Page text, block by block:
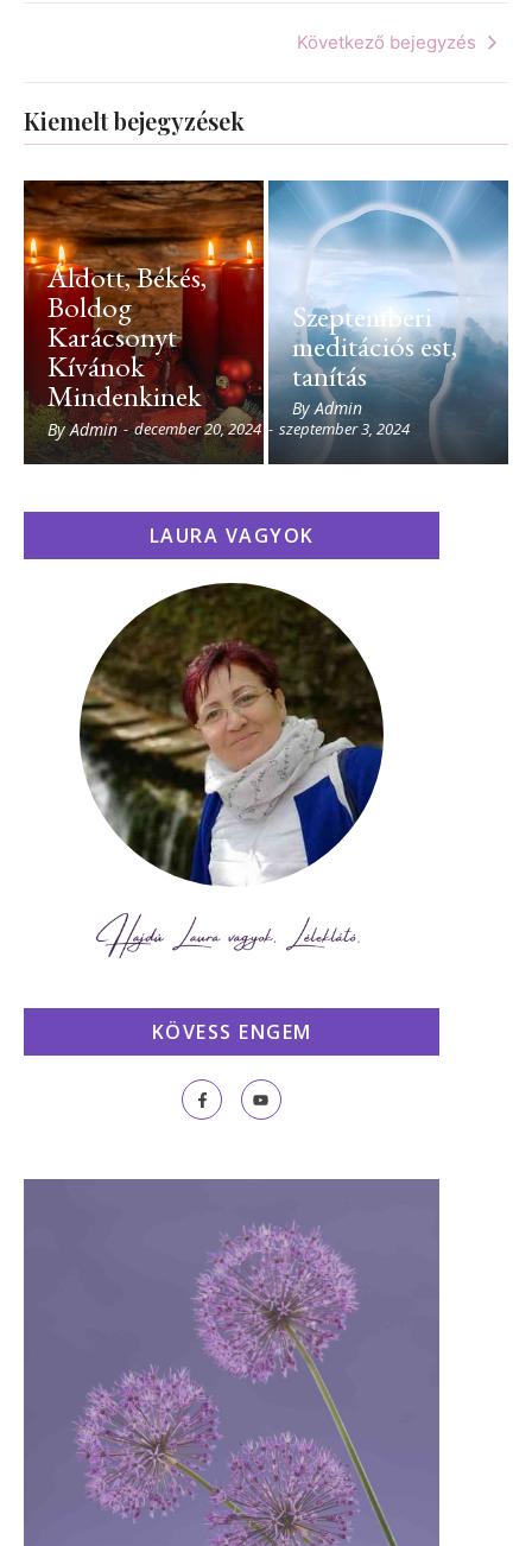
Következő bejegyzés
Kiemelt bejegyzések
Áldott, Békés,
Boldog
Karácsonyt
Kívánok
Mindenkinek
By Admin - december 20, 2024
Szeptemberi
meditációs est,
tanítás
By Admin
- szeptember 3, 2024
LAURA VAGYOK
KÖVESS ENGEM